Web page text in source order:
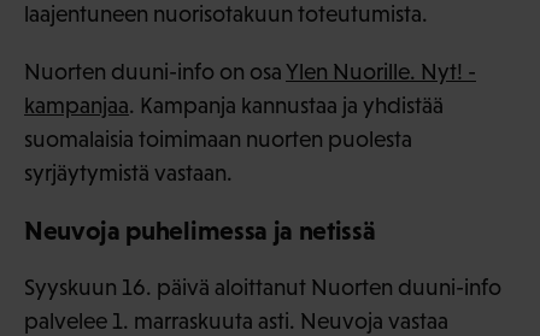
laajentuneen nuorisotakuun toteutumista.
Nuorten duuni-info on osaYlen Nuorille. Nyt! -
kampanjaa. Kampanja kannustaa ja yhdistää
suomalaisia toimimaan nuorten puolesta
syrjäytymistä vastaan.
Neuvoja puhelimessa ja netissä
Syyskuun 16. päivä aloittanut Nuorten duuni-info
palvelee 1. marraskuuta asti. Neuvoja vastaa